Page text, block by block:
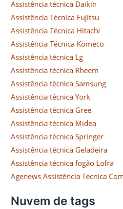
Assistência técnica Daikin
Assistência Técnica Fujitsu
Assistência Técnica Hitachi
Assistência Técnica Komeco
Assistência técnica Lg
Assistência técnica Rheem
Assistência técnica Samsung
Assistência técnica York
Assistência técnica Gree
Assistência técnica Midea
Assistência técnica Springer
Assistência técnica Geladeira
Assistência técnica fogão Lofra
Agenews Assistência Técnica
Nuvem de tags